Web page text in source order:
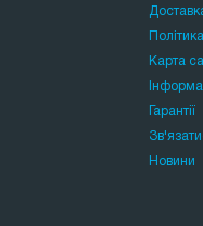
Карта
Гарантії
Новини